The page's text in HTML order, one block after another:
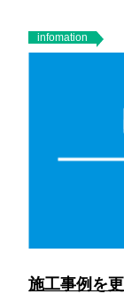
infomation
施工事例を